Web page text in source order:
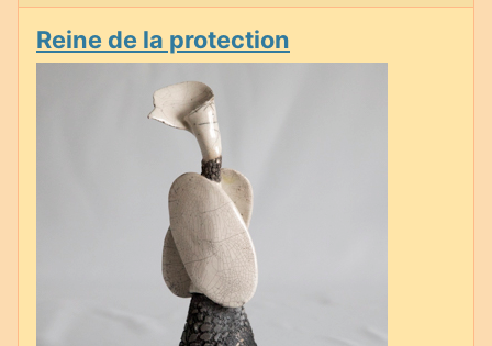
Reine de la protection